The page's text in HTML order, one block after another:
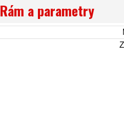
Rám a parametry